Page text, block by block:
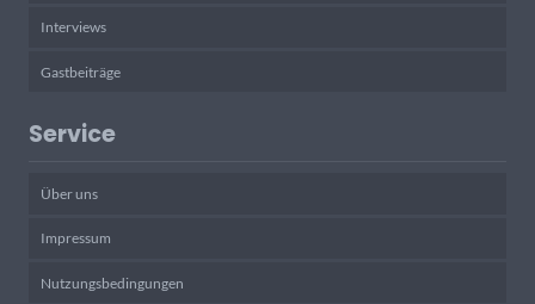
Interviews
Gastbeiträge
Service
Über uns
Impressum
Nutzungsbedingungen